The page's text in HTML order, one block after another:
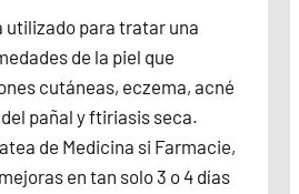
utilizado para tratar una
de la piel que
cutáneas, eczema, acné
pañal y ftiriasis seca.
de Medicina si Farmacie,
en tan solo 3 o 4 días